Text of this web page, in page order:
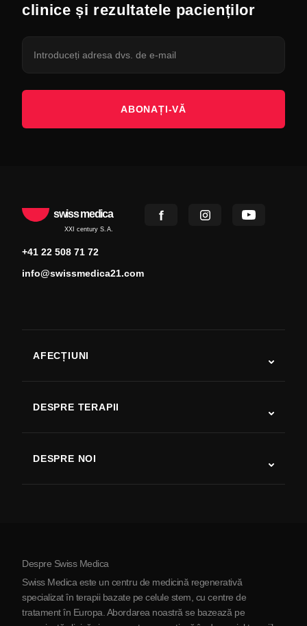
clinice și rezultatele pacienților
ABONAȚI-VĂ
swiss medica
XXI century S.A.
+41 22 508 71 72
info@swissmedica21.com
AFECȚIUNI
Boala Parkinson
Artrită
DESPRE TERAPII
DESPRE NOI
Despre Serbia
Parteneriat
Despre Swiss Medica
Swiss Medica este un centru de medicină regenerativă
specializat în terapii bazate pe celule stem, cu centre de
tratament în Europa. Abordarea noastră se bazează pe